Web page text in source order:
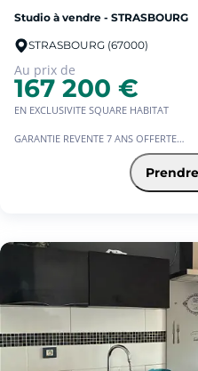
Studio à vendre - STRASBOURG
STRASBOURG (67000)
Au prix de
167 200 €
EN EXCLUSIVITE SQUARE HABITAT
GARANTIE REVENTE 7 ANS OFFERTE
A la vente, un grand studio de 35 m²
gardien le COLISEE, au pied du campus
- Charges de copropriété : 148  / mois
- Taxe foncière 715
VENDU LIBRE DE TOUTE OCCUPATION
Prix de vente : 167.200  FAI